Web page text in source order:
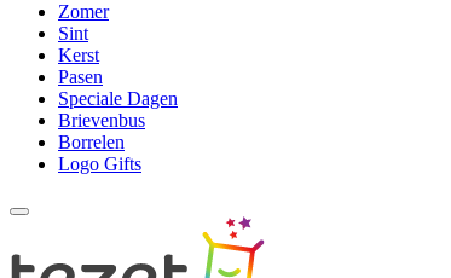
Zomer
Sint
Kerst
Pasen
Speciale Dagen
Brievenbus
Borrelen
Logo Gifts